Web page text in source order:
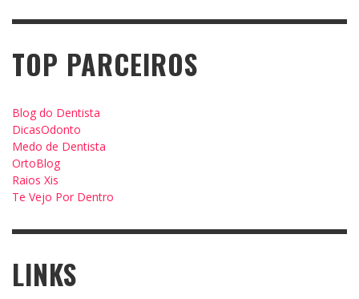
TOP PARCEIROS
Blog do Dentista
DicasOdonto
Medo de Dentista
OrtoBlog
Raios Xis
Te Vejo Por Dentro
LINKS